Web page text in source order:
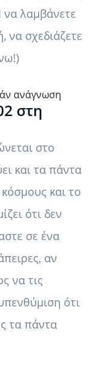
να λαμβάνετε
να σχεδιάζετε
ανάγνωση
στη
στο
και τα πάντα
και το
ότι δεν
σε ένα
αν
να τις
ότι
τα πάντα